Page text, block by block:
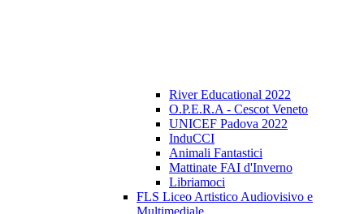
River Educational 2022
O.P.E.R.A - Cescot Veneto
UNICEF Padova 2022
InduCCI
Animali Fantastici
Mattinate FAI d'Inverno
Libriamoci
FLS Liceo Artistico Audiovisivo e